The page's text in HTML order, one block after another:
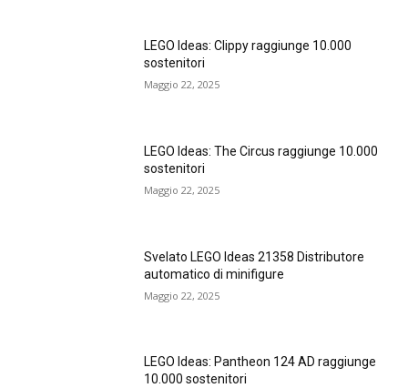
LEGO Ideas: Clippy raggiunge 10.000
sostenitori
Maggio 22, 2025
LEGO Ideas: The Circus raggiunge 10.000
sostenitori
Maggio 22, 2025
Svelato LEGO Ideas 21358 Distributore
automatico di minifigure
Maggio 22, 2025
LEGO Ideas: Pantheon 124 AD raggiunge
10.000 sostenitori